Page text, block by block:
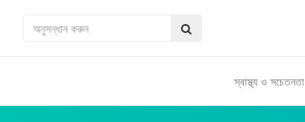
স্বাস্থ্য ও সচেতনতা